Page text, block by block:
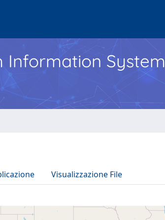
Information System
Visualizzazione File